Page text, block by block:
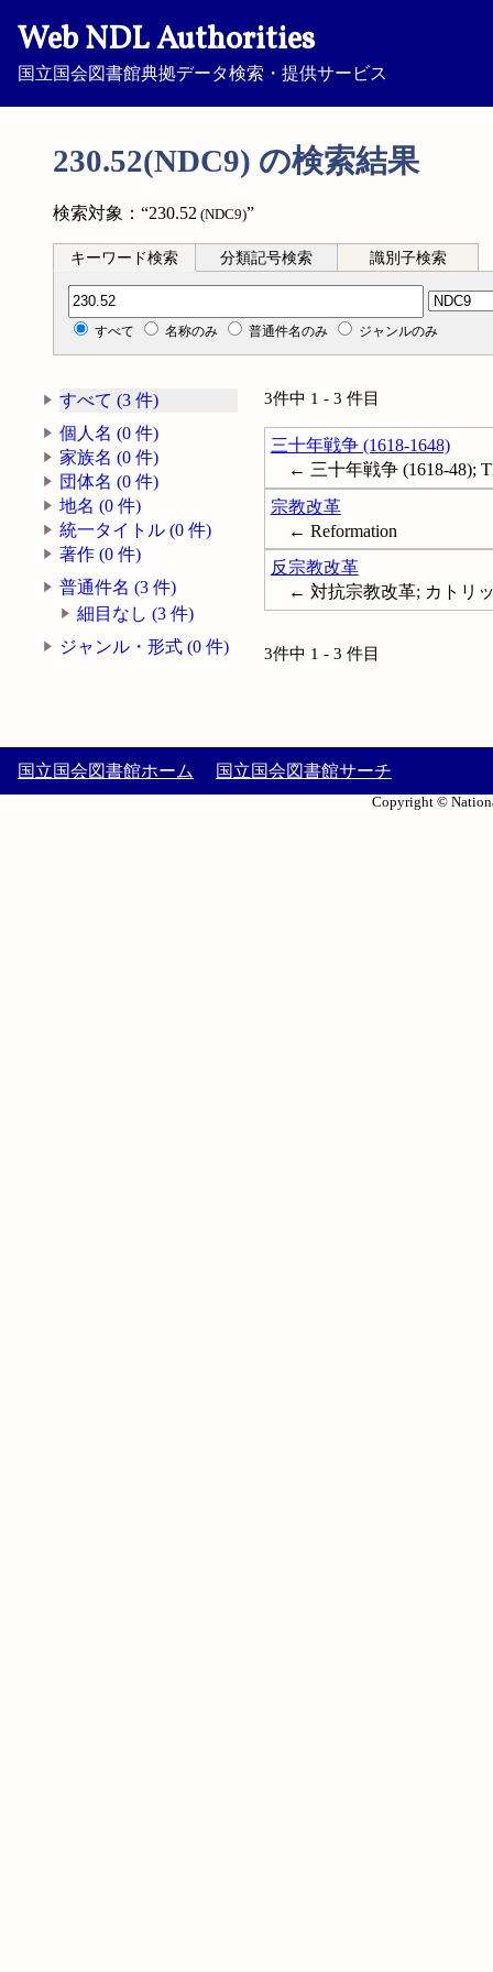
Web NDL Authorities
国立国会図書館典拠データ検索・提供サービス
230.52(NDC9) の検索結果
検索対象：“230.52 (NDC9)”
キーワード検索 分類記号検索 識別子検索
分類記号検索
すべて 名称のみ 普通件名のみ ジャンルのみ
すべて (3 件)
個人名 (0 件)
家族名 (0 件)
団体名 (0 件)
地名 (0 件)
統一タイトル (0 件)
著作 (0 件)
普通件名 (3 件)
細目なし (3 件)
ジャンル・形式 (0 件)
3件中 1 - 3 件目
三十年戦争 (1618-1648)
← 三十年戦争 (1618-48);
宗教改革
← Reformation
反宗教改革
← 対抗宗教改革; カトリ
3件中 1 - 3 件目
国立国会図書館ホーム 国立国会図書館サーチ
Copyright ©